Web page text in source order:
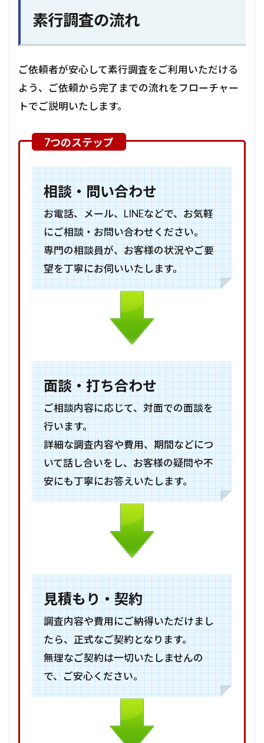
素行調査の流れ
ご依頼者が安心して素行調査をご利用いただける
よう、ご依頼から完了までの流れをフローチャー
トでご説明いたします。
相談・問い合わせ
お電話、メール、LINEなどで、お気軽
にご相談・お問い合わせください。
専門の相談員が、お客様の状況やご要
望を丁寧にお伺いいたします。
面談・打ち合わせ
ご相談内容に応じて、対面での面談を
行います。
詳細な調査内容や費用、期間などにつ
いて話し合いをし、お客様の疑問や不
安にも丁寧にお答えいたします。
見積もり・契約
調査内容や費用にご納得いただけまし
たら、正式なご契約となります。
無理なご契約は一切いたしませんの
で、ご安心ください。